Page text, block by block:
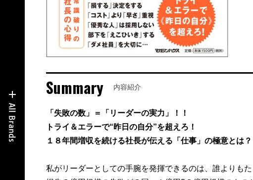
Summary 内容紹介
「失敗の数」＝「リーダーの実力」！！
トライ＆エラーで“昨日の自分”を超えろ！
１８年間増収を続ける社長が伝える「仕事」の極意とは？
私がリーダーとしての手腕を発揮できるのは、誰よりも